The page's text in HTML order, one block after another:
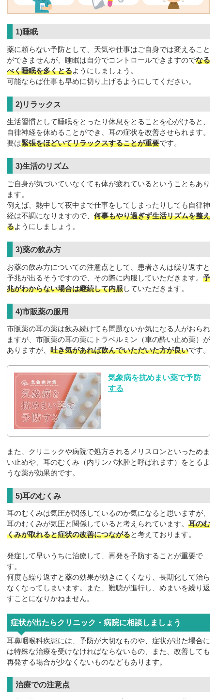
1)睡眠
薬に頼らない予防として、天気や仕事はご自身では変えること
ができませんが、睡眠は自分でコントロールできますのでなる
べく睡眠を多くとるようにしましょう。
可能ならば仕事も早めに切り上げるようにしてください。
2)リラックス
生活習慣として睡眠をとったり休息をとることを心がけると、
自律神経を休めることができ、耳の症状を改善させられます。
要は緊張をほどいてリラックスすることが重要です。
3)生活のリズム
ご自身が気づいていなくても体が疲れているということもあり
ます。
例えば、熱中して夜中まで仕事をしてしまったりしても自律神
経は不調になりますので、 何事もやり過ぎず生活リズムを整え
るようにしましょう。
3)薬の飲み方
お薬の飲み方についての注意点として、患者さんは繰り返すと
予兆が出るそうですので、その際に内服していただきます。 予
兆がわからない場合は継続して内服していただきます。
4)市販薬の服用
市販薬の耳の薬は飲み続けても問題ないか気になる人がおられ
ますが、市販薬の耳の薬にトラベルミン（車の酔い止め薬）が
ありますが、 吐き気があれば飲んでいただいた方が良いです。
気象病を抗めまい薬で予防
する
また、クリニックや病院で処方されるメリスロンといっためま
い止めや、耳のむくみ（内リンパ水腫と呼ばれます）をとるよ
うな薬が効果的です。
5)耳のむくみ
耳のむくみは気圧が関係しているのか気になると思いますが、
耳のむくみが気圧と関係していると考えられています。 耳のむ
くみが取れると症状の改善につながると考えております。
発症して早いうちに治療して、再発を予防することが重要で
す。
何度も繰り返すと薬の効果が効きにくくなり、長期化して治ら
なくなってしまいます。また、難聴が進行し、めまいを繰り返
すことになりかねません。
症状が出たらクリニック・病院に相談しましょう
耳鼻咽喉科疾患には、予防が大切なものや、症状が出た場合に
は特殊な治療を受けなければならないもの、また、改善しても
再発する場合が少なくないものなどもあります。
治療での注意点